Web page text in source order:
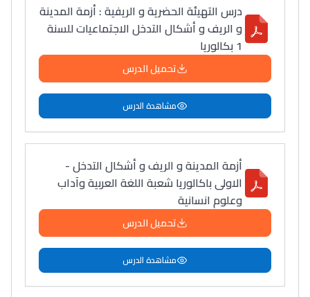
درس التهيئة الحضرية و الريفية : أزمة المدينة
و الريف و أشكال التدخل الاجتماعيات للسنة
1 بكالوريا
تحميل الدرس
مشاهدة الدرس
أزمة المدينة و الريف و أشكال التدخل -
الاولى باكالوريا شعبة اللغة العربية وآداب
وعلوم انسانية
تحميل الدرس
مشاهدة الدرس